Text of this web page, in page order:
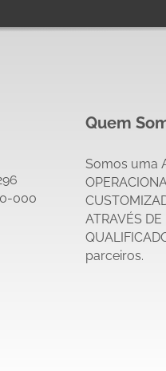
000
Quem
Somos uma
ATRAVÉS
parceiros.